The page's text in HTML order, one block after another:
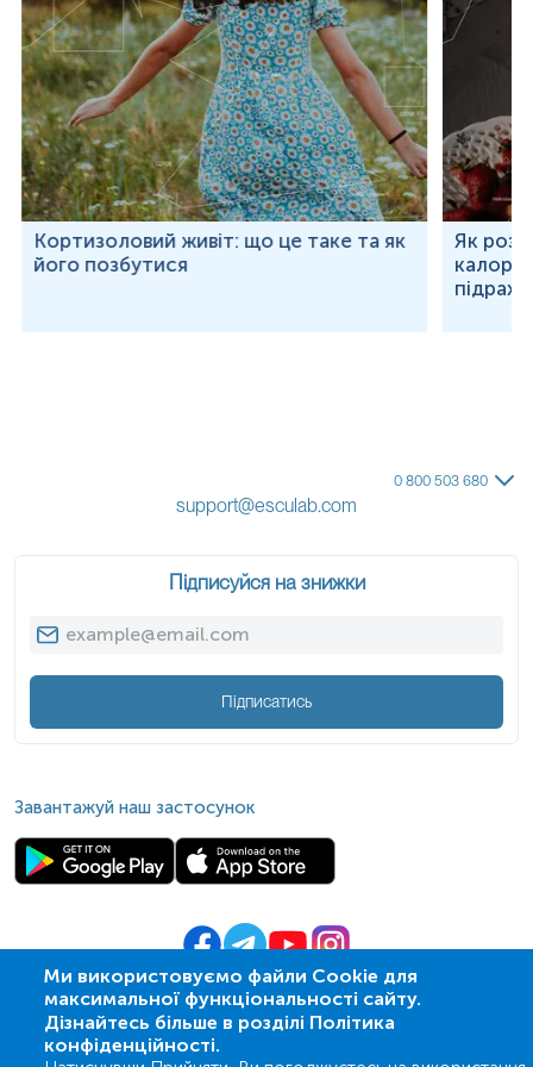
Кортизоловий живіт: що це таке та як
його позбутися
Як
Ми використовуємо файли Cookie для
максимальної функціональності сайту.
Дізнайтесь більше в розділі Політика
конфіденційності.
0 800 503 680
support@esculab.com
Підписуйся на знижки
Підписатись
Завантажуй наш застосунок
© 2009- 2026 | ПСМЛ «Ескулаб»